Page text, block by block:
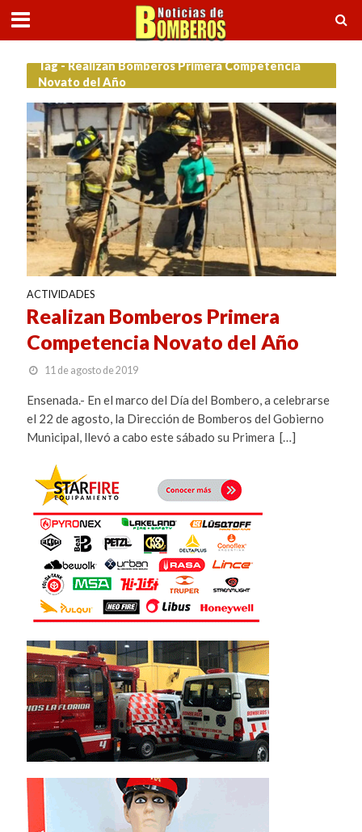
Tag - Realizan Bomberos Primera Competencia
Novato del Año
ACTIVIDADES
Realizan Bomberos Primera
Competencia Novato del Año
11 de agosto de 2019
Ensenada.- En el marco del Día del Bombero, a celebrarse
el 22 de agosto, la Dirección de Bomberos del Gobierno
Municipal, llevó a cabo este sábado su Primera […]